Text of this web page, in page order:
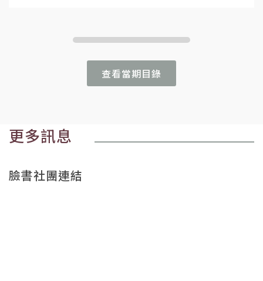
查看當期目錄
更多訊息
臉書社團連結